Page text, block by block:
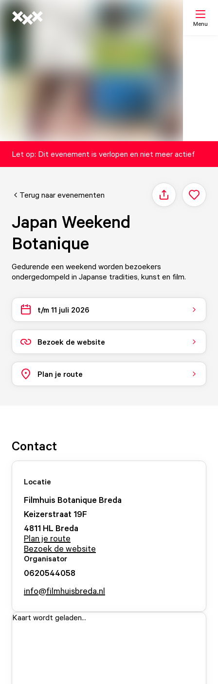
Menu
Let op: Dit evenement is verlopen en niet meer actief
Terug naar evenementen Delen
Japan Weekend
Botanique
Gedurende een weekend worden bezoekers
ondergedompeld in Japanse tradities, kunst en film.
t/m 11 juli 2026
Bezoek de website
Plan je route
Contact
Locatie
Filmhuis Botanique Breda
Keizerstraat 19F
4811 HL Breda
Plan je route
Bezoek de website
Organisator
0620544058
info@filmhuisbreda.nl
Kaart wordt geladen...